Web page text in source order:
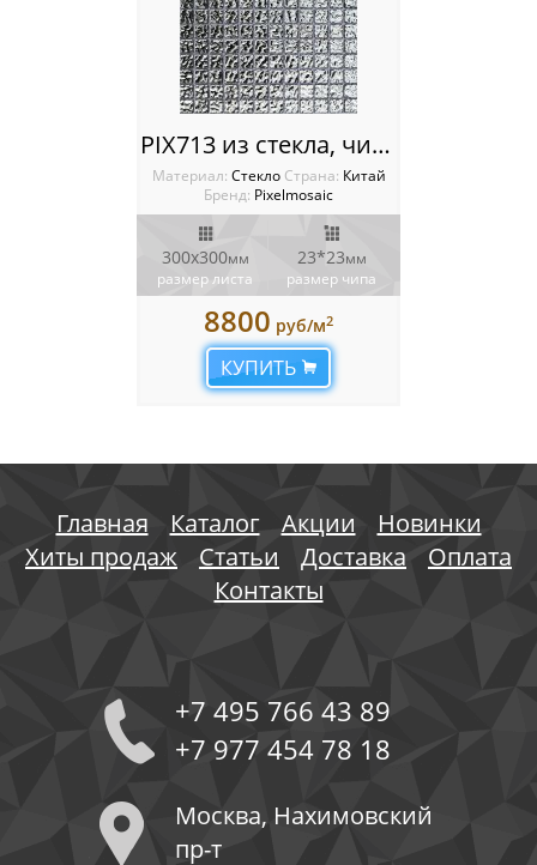
PIX713 из стекла, чип 23x23 мм, сетка 300х300x4 мм
Материал: Стекло Cтрана: Китай
Бренд: Pixelmosaic
300х300мм
размер листа
23*23мм
размер чипа
8800 руб/м2
КУПИТЬ
Главная Каталог Акции
Новинки
Хиты продаж
Статьи Доставка
Оплата
Контакты
+7 495 766 43 89
+7 977 454 78 18
Москва, Нахимовский
пр-т